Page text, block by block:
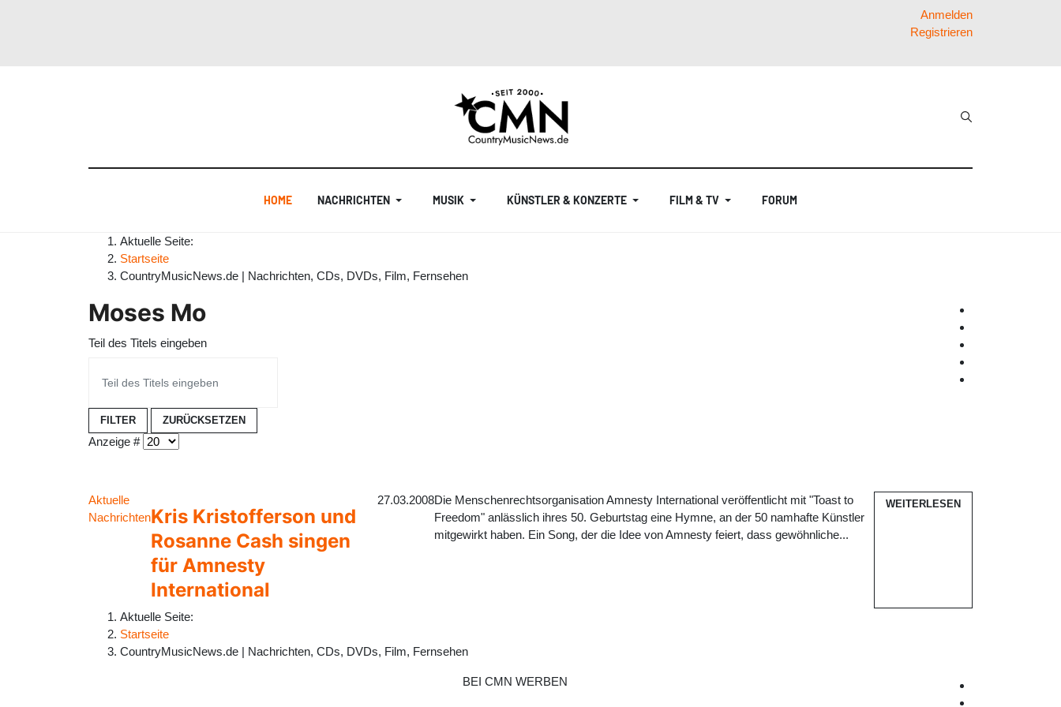
Anmelden
Registrieren
HOME NACHRICHTEN MUSIK KÜNSTLER & KONZERTE FILM & TV FORUM
Aktuelle Seite:
Startseite
CountryMusicNews.de | Nachrichten, CDs, DVDs, Film, Fernsehen
Moses Mo
Teil des Titels eingeben
FILTER ZURÜCKSETZEN
Anzeige #
Aktuelle
NachrichtenKris Kristofferson und
Rosanne Cash singen
für Amnesty
International
27.03.2008Die Menschenrechtsorganisation Amnesty International veröffentlicht mit "Toast to
Freedom" anlässlich ihres 50. Geburtstag eine Hymne, an der 50 namhafte Künstler
mitgewirkt haben. Ein Song, der die Idee von Amnesty feiert, dass gewöhnliche...
WEITERLESEN
Aktuelle Seite:
Startseite
CountryMusicNews.de | Nachrichten, CDs, DVDs, Film, Fernsehen
BEI CMN WERBEN